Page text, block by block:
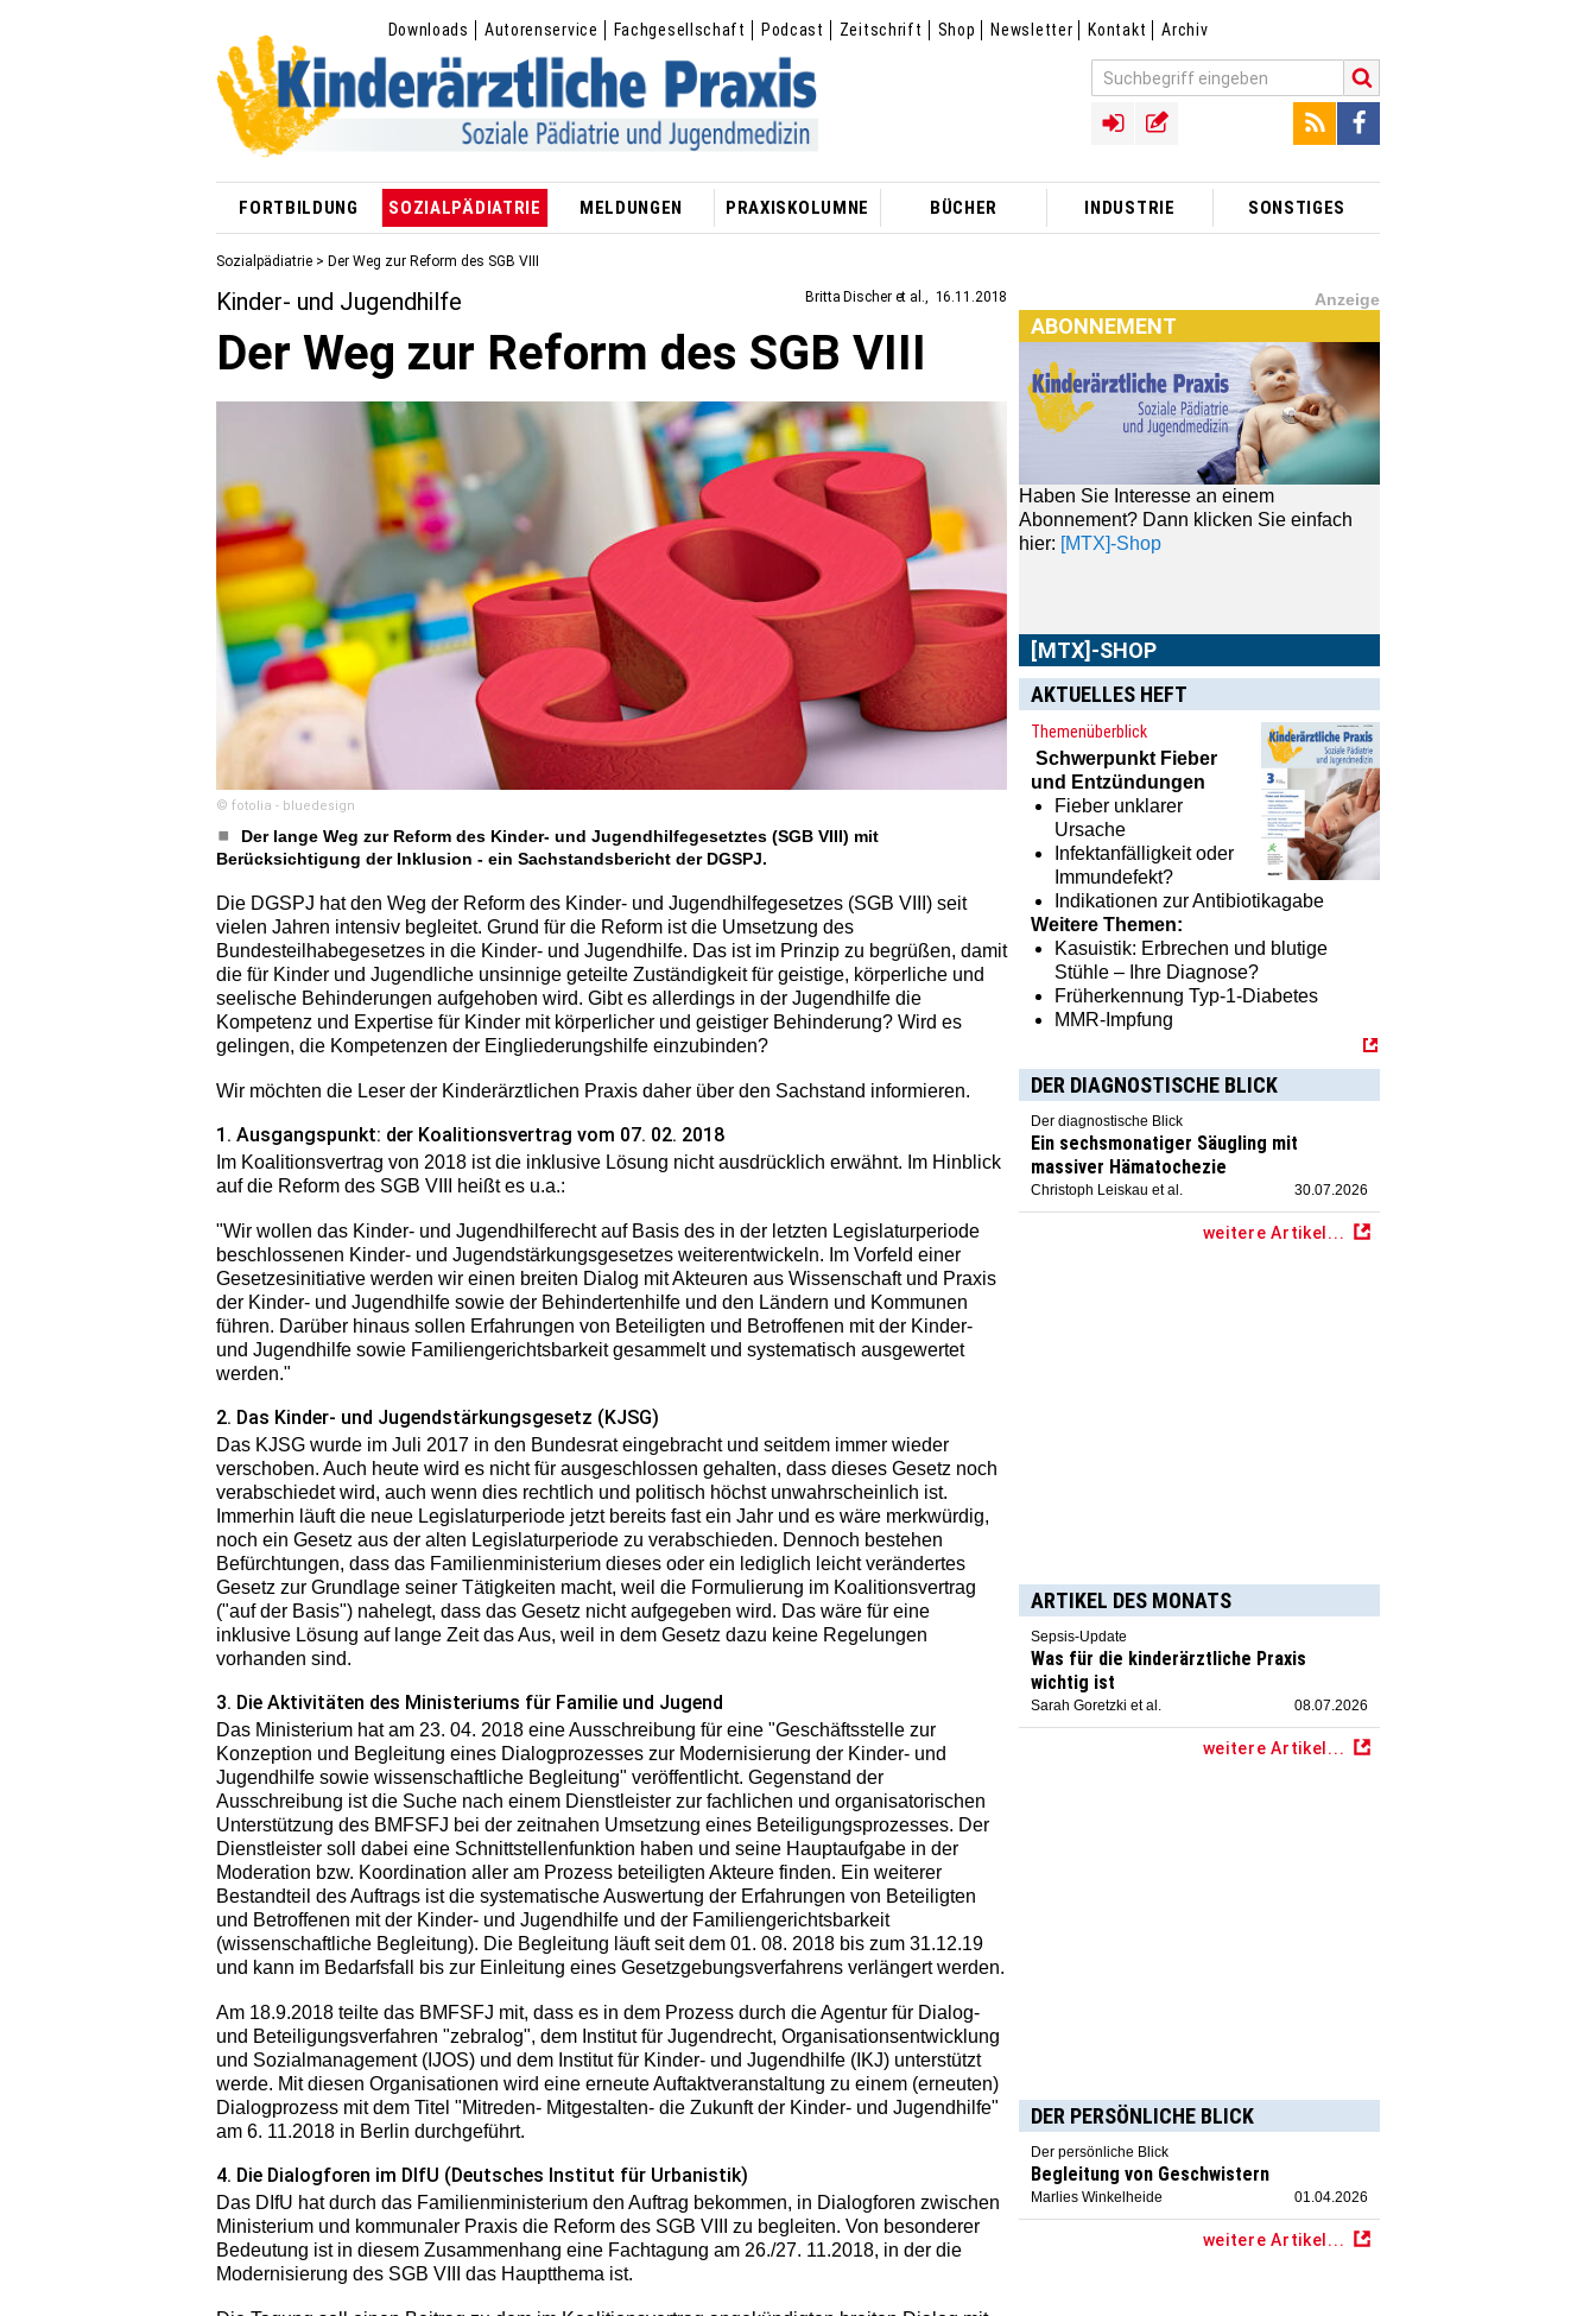
Downloads Autorenservice Fachgesellschaft Podcast Zeitschrift Shop Newsletter Kontakt Archiv
FORTBILDUNG SOZIALPÄDIATRIE MELDUNGEN PRAXISKOLUMNE BÜCHER INDUSTRIE SONSTIGES
Sozialpädiatrie > Der Weg zur Reform des SGB VIII
Britta Discher et al. 16.11.2018
Kinder- und Jugendhilfe
Der Weg zur Reform des SGB VIII
© fotolia - bluedesign
Der lange Weg zur Reform des Kinder- und Jugendhilfegesetztes (SGB VIII) mit
Berücksichtigung der Inklusion - ein Sachstandsbericht der DGSPJ.
Die DGSPJ hat den Weg der Reform des Kinder- und Jugendhilfegesetzes (SGB VIII) seit
vielen Jahren intensiv begleitet. Grund für die Reform ist die Umsetzung des
Bundesteilhabegesetzes in die Kinder- und Jugendhilfe. Das ist im Prinzip zu begrüßen, damit
die für Kinder und Jugendliche unsinnige geteilte Zuständigkeit für geistige, körperliche und
seelische Behinderungen aufgehoben wird. Gibt es allerdings in der Jugendhilfe die
Kompetenz und Expertise für Kinder mit körperlicher und geistiger Behinderung? Wird es
gelingen, die Kompetenzen der Eingliederungshilfe einzubinden?
Wir möchten die Leser der Kinderärztlichen Praxis daher über den Sachstand informieren.
1. Ausgangspunkt: der Koalitionsvertrag vom 07. 02. 2018
Im Koalitionsvertrag von 2018 ist die inklusive Lösung nicht ausdrücklich erwähnt. Im Hinblick
auf die Reform des SGB VIII heißt es u.a.:
"Wir wollen das Kinder- und Jugendhilferecht auf Basis des in der letzten Legislaturperiode
beschlossenen Kinder- und Jugendstärkungsgesetzes weiterentwickeln. Im Vorfeld einer
Gesetzesinitiative werden wir einen breiten Dialog mit Akteuren aus Wissenschaft und Praxis
der Kinder- und Jugendhilfe sowie der Behindertenhilfe und den Ländern und Kommunen
führen. Darüber hinaus sollen Erfahrungen von Beteiligten und Betroffenen mit der Kinder-
und Jugendhilfe sowie Familiengerichtsbarkeit gesammelt und systematisch ausgewertet
werden."
2. Das Kinder- und Jugendstärkungsgesetz (KJSG)
Das KJSG wurde im Juli 2017 in den Bundesrat eingebracht und seitdem immer wieder
verschoben. Auch heute wird es nicht für ausgeschlossen gehalten, dass dieses Gesetz noch
verabschiedet wird, auch wenn dies rechtlich und politisch höchst unwahrscheinlich ist.
Immerhin läuft die neue Legislaturperiode jetzt bereits fast ein Jahr und es wäre merkwürdig,
noch ein Gesetz aus der alten Legislaturperiode zu verabschieden. Dennoch bestehen
Befürchtungen, dass das Familienministerium dieses oder ein lediglich leicht verändertes
Gesetz zur Grundlage seiner Tätigkeiten macht, weil die Formulierung im Koalitionsvertrag
("auf der Basis") nahelegt, dass das Gesetz nicht aufgegeben wird. Das wäre für eine
inklusive Lösung auf lange Zeit das Aus, weil in dem Gesetz dazu keine Regelungen
vorhanden sind.
3. Die Aktivitäten des Ministeriums für Familie und Jugend
Das Ministerium hat am 23. 04. 2018 eine Ausschreibung für eine "Geschäftsstelle zur
Konzeption und Begleitung eines Dialogprozesses zur Modernisierung der Kinder- und
Jugendhilfe sowie wissenschaftliche Begleitung" veröffentlicht. Gegenstand der
Ausschreibung ist die Suche nach einem Dienstleister zur fachlichen und organisatorischen
Unterstützung des BMFSFJ bei der zeitnahen Umsetzung eines Beteiligungsprozesses. Der
Dienstleister soll dabei eine Schnittstellenfunktion haben und seine Hauptaufgabe in der
Moderation bzw. Koordination aller am Prozess beteiligten Akteure finden. Ein weiterer
Bestandteil des Auftrags ist die systematische Auswertung der Erfahrungen von Beteiligten
und Betroffenen mit der Kinder- und Jugendhilfe und der Familiengerichtsbarkeit
(wissenschaftliche Begleitung). Die Begleitung läuft seit dem 01. 08. 2018 bis zum 31.12.19
und kann im Bedarfsfall bis zur Einleitung eines Gesetzgebungsverfahrens verlängert werden.
Am 18.9.2018 teilte das BMFSFJ mit, dass es in dem Prozess durch die Agentur für Dialog-
und Beteiligungsverfahren "zebralog", dem Institut für Jugendrecht, Organisationsentwicklung
und Sozialmanagement (IJOS) und dem Institut für Kinder- und Jugendhilfe (IKJ) unterstützt
werde. Mit diesen Organisationen wird eine erneute Auftaktveranstaltung zu einem (erneuten)
Dialogprozess mit dem Titel "Mitreden- Mitgestalten- die Zukunft der Kinder- und Jugendhilfe"
am 6. 11.2018 in Berlin durchgeführt.
4. Die Dialogforen im DIfU (Deutsches Institut für Urbanistik)
Das DIfU hat durch das Familienministerium den Auftrag bekommen, in Dialogforen zwischen
Ministerium und kommunaler Praxis die Reform des SGB VIII zu begleiten. Von besonderer
Bedeutung ist in diesem Zusammenhang eine Fachtagung am 26./27. 11.2018, in der die
Modernisierung des SGB VIII das Hauptthema ist.
Anzeige
ABONNEMENT
Haben Sie Interesse an einem
Abonnement? Dann klicken Sie einfach
hier:[MTX]-Shop
[MTX]-SHOP
finden Sie alle Produkte
aus unserem Verlagsprogramm: Bücher,
Zeitschriften oder Schulungsprogramme
sowie praktische Accessoires.
AKTUELLES HEFT
Themenüberblick
Schwerpunkt Fieber
und Entzündungen
Fieber unklarer
Ursache
Infektanfälligkeit oder
Immundefekt?
Indikationen zur Antibiotikagabe
Weitere Themen:
Kasuistik: Erbrechen und blutige
Stühle – Ihre Diagnose?
Früherkennung Typ-1-Diabetes
MMR-Impfung
DER DIAGNOSTISCHE BLICK
Der diagnostische Blick
Ein sechsmonatiger Säugling mit
massiver Hämatochezie
Christoph Leiskau et al. 30.07.2026
weitere Artikel...
ARTIKEL DES MONATS
Sepsis-Update
Was für die kinderärztliche Praxis
wichtig ist
Sarah Goretzki et al. 08.07.2026
weitere Artikel...
DER PERSÖNLICHE BLICK
Der persönliche Blick
Begleitung von Geschwistern
Marlies Winkelheide 01.04.2026
weitere Artikel...